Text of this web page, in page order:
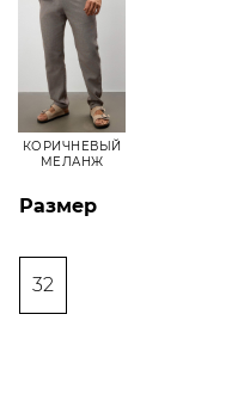
КОРИЧНЕВЫЙ
МЕЛАНЖ
Размер
32